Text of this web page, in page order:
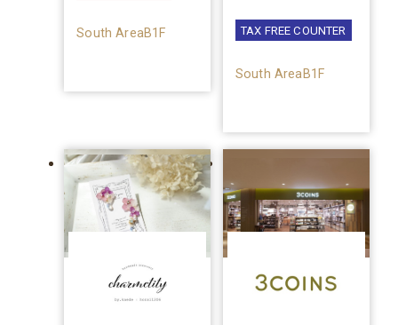
South AreaB1F TAX FREE COUNTER
South AreaB1F